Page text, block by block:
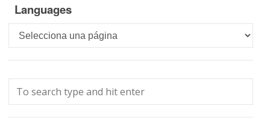
Languages
Languages